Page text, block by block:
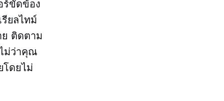
ร์ขัดข้อง
รียลไทม์
ย ติดตาม
ม่ว่าคุณ
ดยไม่